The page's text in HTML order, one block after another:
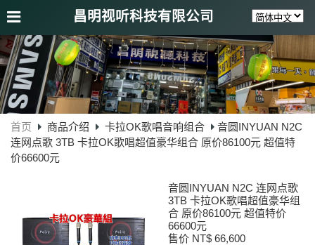
昌明视听科技有限公司
首页 商品介绍 卡拉OK歌唱音响组合
音圆INYUAN N2C
连网点歌 3TB 卡拉OK歌唱超值豪华组合 原价86100元 超值特
价66600元
音圆INYUAN N2C 连网点歌
3TB 卡拉OK歌唱超值豪华组
合 原价86100元 超值特价
66600元
售价 NT$ 66,600